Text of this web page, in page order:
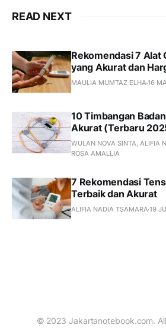
READ NEXT
Rekomendasi 7 Alat
yang Akurat dan
MAULIA MUMTAZ ELHA16
10 Timbangan
Akurat (Terbaru
WULAN NOVA SINTA, ALIFIA
ROSA AMALLIA
7 Rekomendasi
Terbaik dan Akurat
ALIFIA NADIA TSAMARA19
© 2023 Jakartanotebook.com.